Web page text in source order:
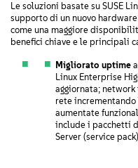
Le soluzioni basate su SUSE
supporto di un nuovo
come una maggiore
benefici chiave e le principali
Migliorato uptime
Linux Enterprise
aggiornata;
rete
aumentate
include i pacchetti
Server (service